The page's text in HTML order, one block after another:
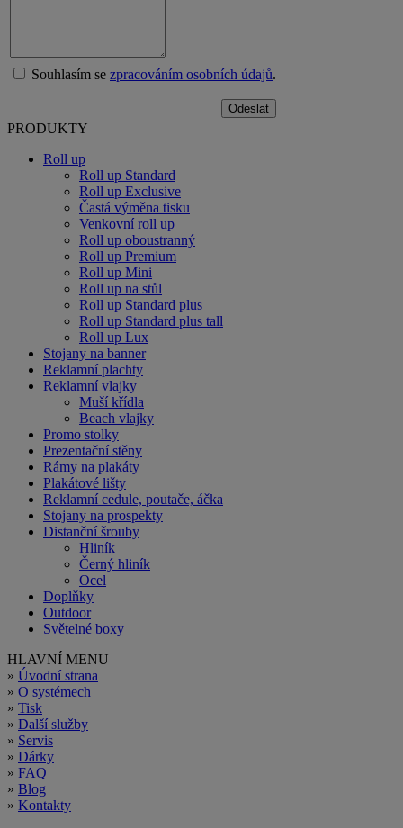
Souhlasím se zpracováním osobních údajů.
PRODUKTY
Roll up
Roll up Standard
Roll up Exclusive
Častá výměna tisku
Venkovní roll up
Roll up oboustranný
Roll up Premium
Roll up Mini
Roll up na stůl
Roll up Standard plus
Roll up Standard plus tall
Roll up Lux
Stojany na banner
Reklamní plachty
Reklamní vlajky
Muší křídla
Beach vlajky
Promo stolky
Prezentační stěny
Rámy na plakáty
Plakátové lišty
Reklamní cedule, poutače, áčka
Stojany na prospekty
Distanční šrouby
Hliník
Černý hliník
Ocel
Doplňky
Outdoor
Světelné boxy
HLAVNÍ MENU
» Úvodní strana
» O systémech
» Tisk
» Další služby
» Servis
» Dárky
» FAQ
» Blog
» Kontakty